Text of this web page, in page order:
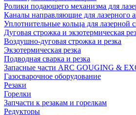
Ролики подающего механизма для
Каналы направляющие для лазерного
Уплотнительные кольца для лазерной
Дуговая строжка и экзотермическая
Воздушно-дуговая строжка и резка
Экзотермическая резка
Подводная сварка и резка
Запасные части ARC GOUGING &
Газосварочное оборудование
Резаки
Горелки
Запчасти к резакам и горелкам
Редукторы